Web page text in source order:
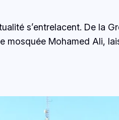
s’entrelacent. De la
mosquée Mohamed Ali,